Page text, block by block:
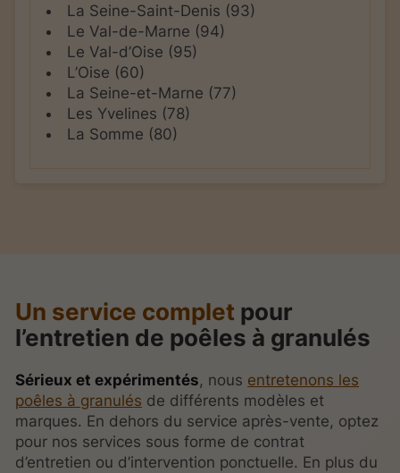
La Seine-Saint-Denis (93)
Le Val-de-Marne (94)
Le Val-d’Oise (95)
L’Oise (60)
La Seine-et-Marne (77)
Les Yvelines (78)
La Somme (80)
Un service complet pour
l’entretien de poêles à granulés
Sérieux et expérimentés, nous entretenons les
poêles à granulés de différents modèles et
marques. En dehors du service après-vente, optez
pour nos services sous forme de contrat
d’entretien ou d’intervention ponctuelle. En plus du